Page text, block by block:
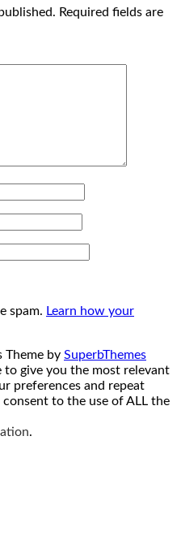
Required fields are
spam. Learn how your
Theme by SuperbThemes
to give you the most relevant
preferences and repeat
consent to the use of ALL the
.